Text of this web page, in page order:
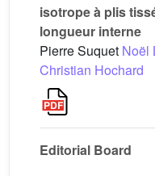
isotrope à plis
longueur interne
Pierre Suquet Noël
Christian Hochard
Editorial Board